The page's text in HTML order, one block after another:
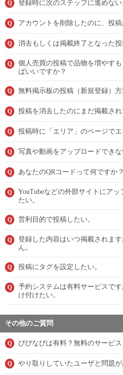
Q 登録時に次のステップに進めない
Q アカウントを削除したのに、投稿
Q 消去もしくは掲載終了となった
Q
個人売買の投稿で品物を増やす
ばいいですか？
Q 無料掲示板の投稿（新規登録）方
Q 投稿を消去したのにまだ掲載され
Q 投稿時に「エリア」のページでエ
Q 写真や動画をアップロードできな
Q あなたのQRコードって何ですか？
Q
YouTubeなどの外部サイトにア
たい。
Q 営利目的で投稿したい。
Q
登録した内容はいつ掲載されま
ん。
Q 投稿にタグを設定したい。
Q
予約システムは有料サービスで
け付けたい。
その他のご質問
Q びびなびは有料？無料のサービス
Q やり取りしていたユーザと問題が